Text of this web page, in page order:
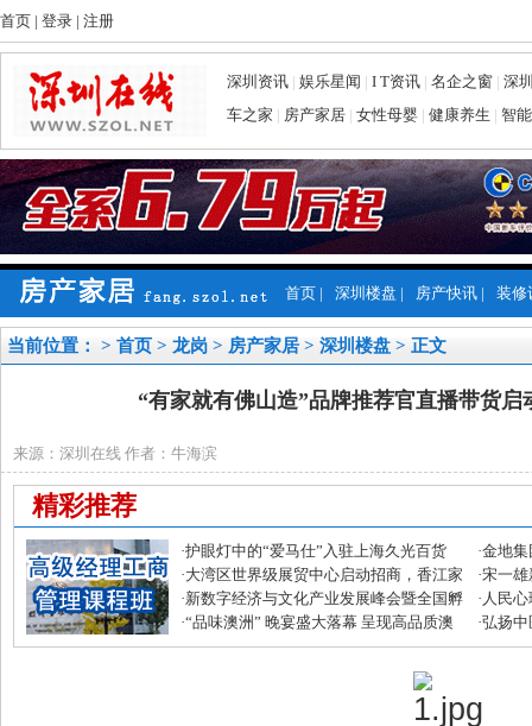
首页 | 登录 | 注册
深圳资讯 | 娱乐星闻 | I T资讯 | 名企之窗 | 深
车之家 | 房产家居 | 女性母婴 | 健康养生 | 智
首页 | 深圳楼盘 | 房产快讯 | 装修
当前位置： > 首页 > 龙岗 > 房产家居 > 深圳楼盘 > 正文
“有家就有佛山造”品牌推荐官直播带货启
来源：深圳在线 作者：牛海滨
精彩推荐
·护眼灯中的“爱马仕”入驻上海久光百货 ·金地集
磅优惠
·大湾区世界级展贸中心启动招商，香江家
居打造建材家居业“东方米兰展”
·宋一雄
生逆袭
·新数字经济与文化产业发展峰会暨全国孵
化中心年度盛典圆满收官
· 人民
·“品味澳洲” 晚宴盛大落幕 呈现高品质澳
式美味
·弘扬中
滋补节